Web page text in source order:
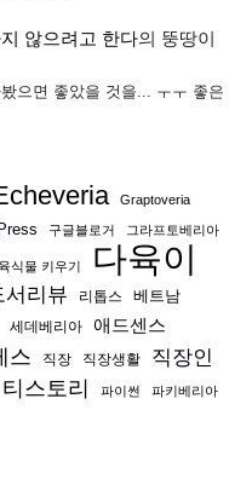
않으려고 한다의 뚱땅이
으면 좋았을 것을... ㅜㅜ 좋은
Graptoveria
구글블로거 그라프토베리아
식물 키우기 다육이
서리뷰 리톱스
베트남
세데베리아 애드센스
스 직장 직장생활 직장인
티스토리 파이썬 파키베리아